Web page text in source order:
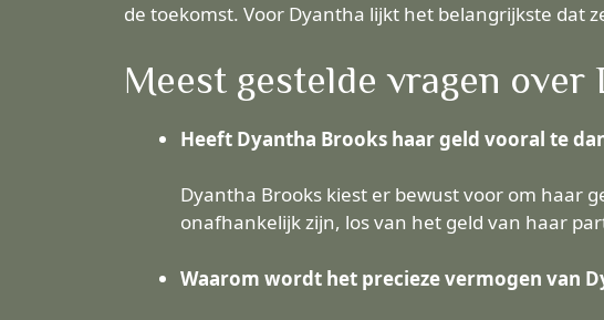
de toekomst. Voor Dyantha lijkt het belangrijkste dat
Meest gestelde vragen
Heeft Dyantha Brooks haar geld vooral te
Dyantha Brooks kiest er bewust voor om haar
onafhankelijk zijn, los van het geld van haar
Waarom wordt het precieze vermogen van